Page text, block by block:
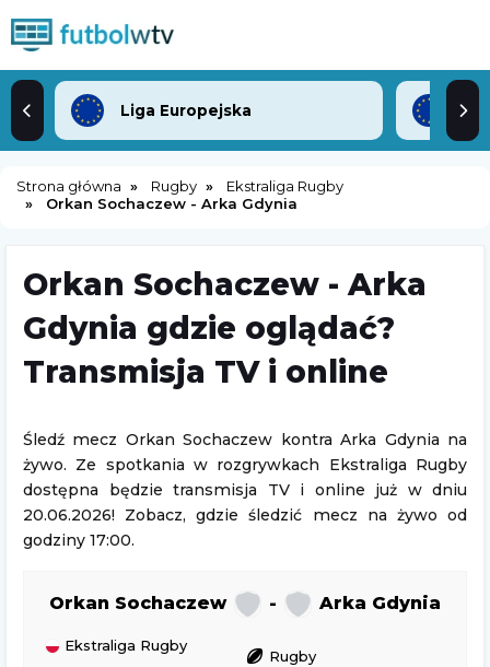
Liga Europejska
Strona główna Rugby
Ekstraliga Rugby
Orkan Sochaczew - Arka Gdynia
Orkan Sochaczew - Arka
Gdynia gdzie oglądać?
Transmisja TV i online
Śledź mecz Orkan Sochaczew kontra Arka Gdynia na
żywo. Ze spotkania w rozgrywkach Ekstraliga Rugby
dostępna będzie transmisja TV i online już w dniu
20.06.2026! Zobacz, gdzie śledzić mecz na żywo od
godziny 17:00.
Orkan Sochaczew - Arka Gdynia
Ekstraliga Rugby
sports_rugby Rugby